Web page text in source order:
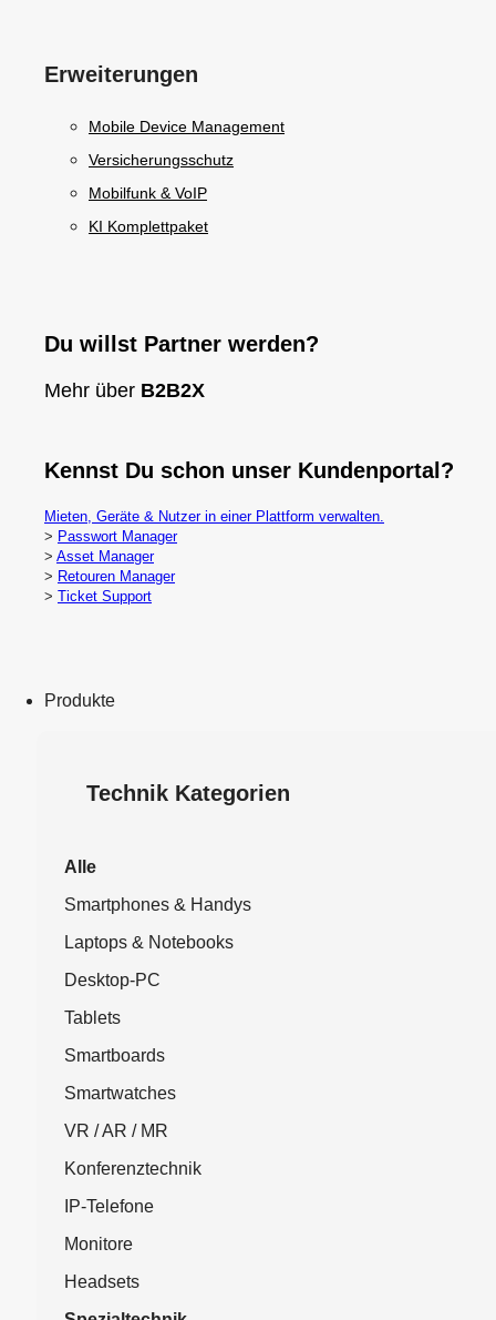
Erweiterungen
Mobile Device Management
Versicherungsschutz
Mobilfunk & VoIP
KI Komplettpaket
Du willst Partner werden?
Mehr über B2B2X
Kennst Du schon unser Kundenportal?
Mieten, Geräte & Nutzer in einer Plattform verwalten.
> Passwort Manager
> Asset Manager
> Retouren Manager
> Ticket Support
Produkte
Technik Kategorien
Alle
Smartphones & Handys
Laptops & Notebooks
Desktop-PC
Tablets
Smartboards
Smartwatches
VR / AR / MR
Konferenztechnik
IP-Telefone
Monitore
Headsets